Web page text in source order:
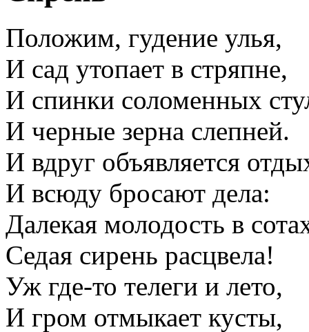
Положим, гудение улья,
И сад утопает в стряпне,
И спинки соломенных
И черные зерна слепней.
И вдруг объявляется
И всюду бросают дела:
Далекая молодость в
Седая сирень расцвела!
Уж где-то телеги и лето,
И гром отмыкает кусты,